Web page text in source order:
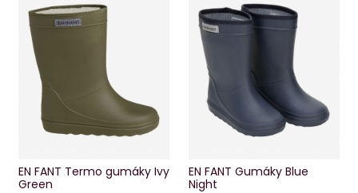
EN FANT Termo gumáky Ivy
Green
EN FANT Gumáky Blue
Night